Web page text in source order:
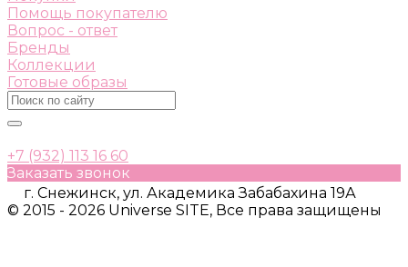
Помощь покупателю
Вопрос - ответ
Бренды
Коллекции
Готовые образы
+7 (932) 113 16 60
Заказать звонок
г. Снежинск, ул. Академика Забабахина 19А
© 2015 - 2026 Universe SITE, Все права защищены